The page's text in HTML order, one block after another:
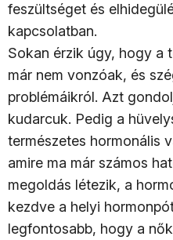
feszültséget és
kapcsolatban.
Sokan érzik úgy, hogy a
már nem vonzóak, és
problémáikról. Azt
kudarcuk. Pedig a
természetes hormonális
amire ma már számos
megoldás létezik, a
kezdve a helyi
legfontosabb, hogy a